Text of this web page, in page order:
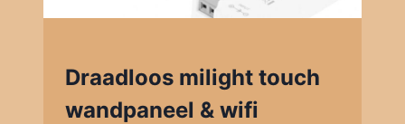
Draadloos milight touch
wandpaneel & wifi